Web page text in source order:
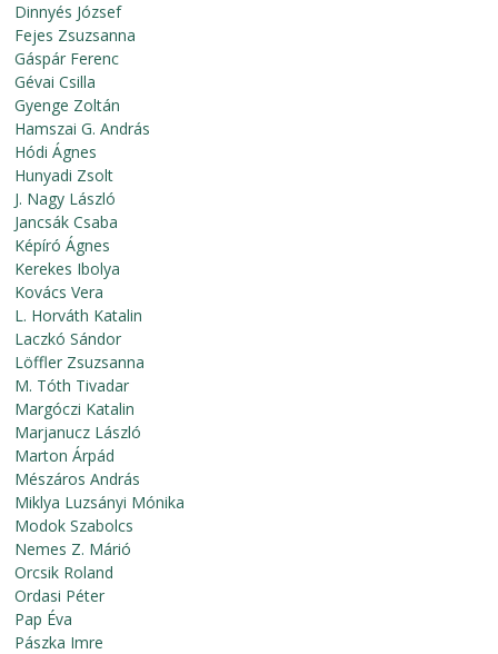
Dinnyés József
Fejes Zsuzsanna
Gáspár Ferenc
Gévai Csilla
Gyenge Zoltán
Hamszai G. András
Hódi Ágnes
Hunyadi Zsolt
J. Nagy László
Jancsák Csaba
Képíró Ágnes
Kerekes Ibolya
Kovács Vera
L. Horváth Katalin
Laczkó Sándor
Löffler Zsuzsanna
M. Tóth Tivadar
Margóczi Katalin
Marjanucz László
Marton Árpád
Mészáros András
Miklya Luzsányi Mónika
Modok Szabolcs
Nemes Z. Márió
Orcsik Roland
Ordasi Péter
Pap Éva
Pászka Imre